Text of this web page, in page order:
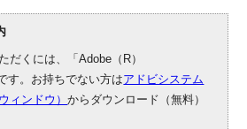
だくには、「Adobe（R）
す。お持ちでない方はアドビシステム
ィンドウ）からダウンロード（無料）